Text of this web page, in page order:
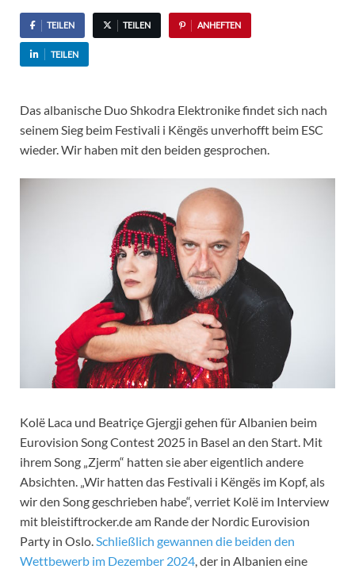
TEILEN TEILEN ANHEFTEN
TEILEN
Das albanische Duo Shkodra Elektronike findet sich nach
seinem Sieg beim Festivali i Këngës unverhofft beim ESC
wieder. Wir haben mit den beiden gesprochen.
Kolë Laca und Beatriçe Gjergji gehen für Albanien beim
Eurovision Song Contest 2025 in Basel an den Start. Mit
ihrem Song „Zjerm“ hatten sie aber eigentlich andere
Absichten. „Wir hatten das Festivali i Këngës im Kopf, als
wir den Song geschrieben habe“, verriet Kolë im Interview
mit bleistiftrocker.de am Rande der Nordic Eurovision
Party in Oslo.Schließlich gewannen die beiden den
Wettbewerb im Dezember 2024, der in Albanien eine